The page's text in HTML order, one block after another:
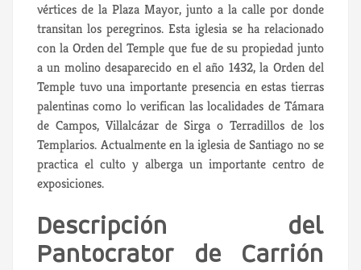
vértices de la Plaza Mayor, junto a la calle por donde
transitan los peregrinos. Esta iglesia se ha relacionado
con la Orden del Temple que fue de su propiedad junto
a un molino desaparecido en el año 1432, la Orden del
Temple tuvo una importante presencia en estas tierras
palentinas como lo verifican las localidades de Támara
de Campos, Villalcázar de Sirga o Terradillos de los
Templarios. Actualmente en la iglesia de Santiago no se
practica el culto y alberga un importante centro de
exposiciones.
Descripción del
Pantocrator de Carrión